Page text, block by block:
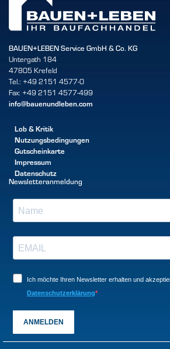
BAUEN+LEBEN Service GmbH & Co. KG
Untergath 184
47805 Krefeld
Tel.: +49 2151 4577-0
Fax: +49 2151 4577-499
info@bauenundleben.com
Lob & Kritik
Nutzungsbedingungen
Gutscheinkarte
Impressum
Datenschutz
Newsletteranmeldung
Ich möchte Ihren Newsletter erhalten und
Datenschutzerklärung
ANMELDEN